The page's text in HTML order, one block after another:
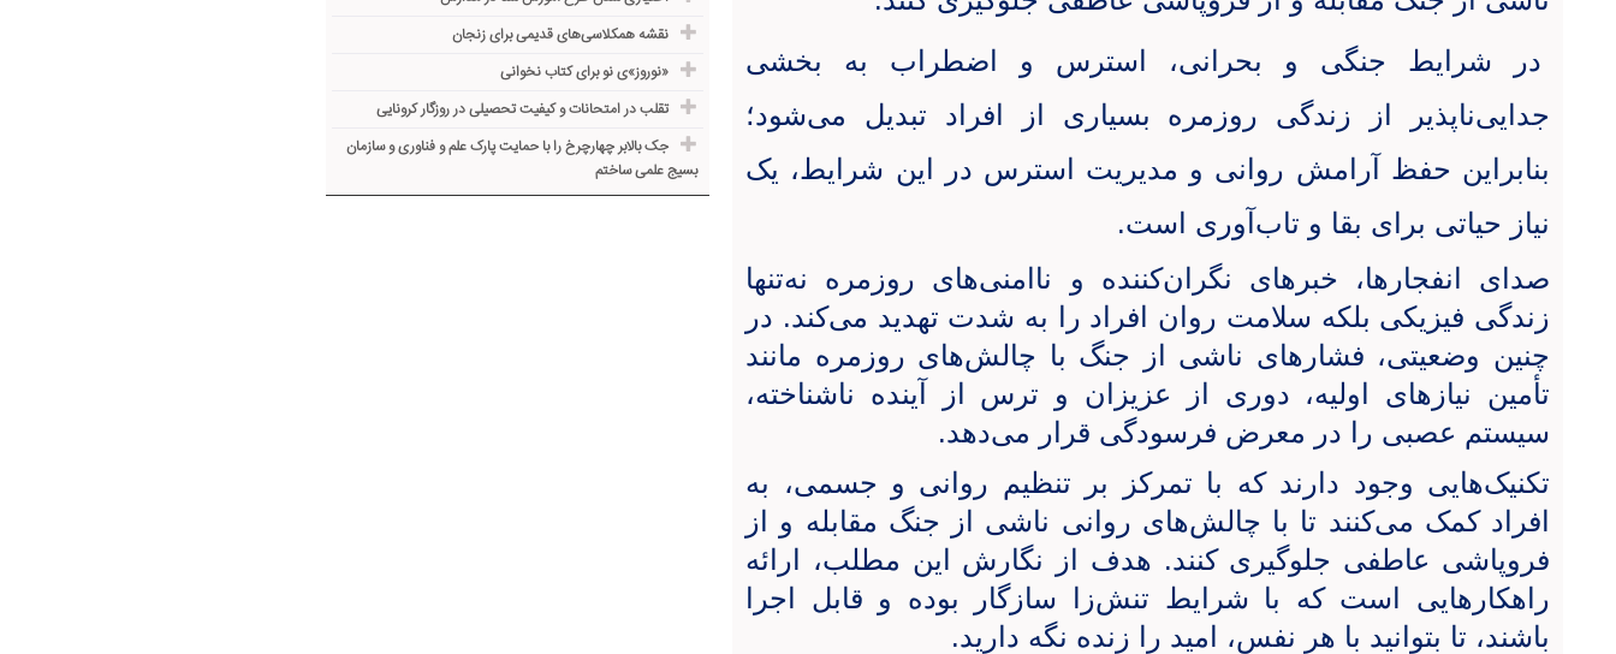
در شرایط جنگی و بحرانی، استرس و اضطراب به بخشی
جدایی‌ناپذیر از زندگی روزمره بسیاری از افراد تبدیل می‌شود؛
بنابراین حفظ آرامش روانی و مدیریت استرس در این شرایط، یک
نیاز حیاتی برای بقا و تاب‌آوری است.
صدای انفجارها، خبرهای نگران‌کننده و ناامنی‌های روزمره نه‌تنها
زندگی فیزیکی بلکه سلامت روان افراد را به شدت تهدید می‌کند. در
چنین وضعیتی، فشارهای ناشی از جنگ با چالش‌های روزمره مانند
تأمین نیازهای اولیه، دوری از عزیزان و ترس از آینده ناشناخته،
سیستم عصبی را در معرض فرسودگی قرار می‌دهد.
تکنیک‌هایی وجود دارند که با تمرکز بر تنظیم روانی و جسمی، به
افراد کمک می‌کنند تا با چالش‌های روانی ناشی از جنگ مقابله و از
فروپاشی عاطفی جلوگیری کنند. هدف از نگارش این مطلب، ارائه
راهکارهایی است که با شرایط تنش‌زا سازگار بوده و قابل اجرا
باشند، تا بتوانید با هر نفس، امید را زنده نگه دارید.
نقشه همکلاسی‌های قدیمی برای زنجان
«نوروز»ی نو برای کتاب نخوانی
تقلب در امتحانات و کیفیت تحصیلی در روزگار کرونایی
جک بالابر چهارچرخ را با حمایت پارک علم و فناوری و سازمان
بسیج علمی ساختم